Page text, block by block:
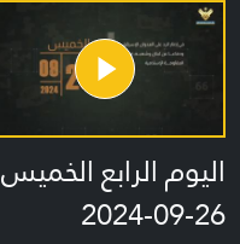
اليوم الرابع الخميس
26-09-2024